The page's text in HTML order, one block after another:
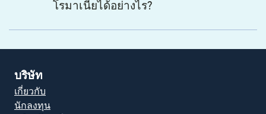
โรมาเนียได้อย่างไร?
บริษัท
เกี่ยวกับ
นักลงทุน